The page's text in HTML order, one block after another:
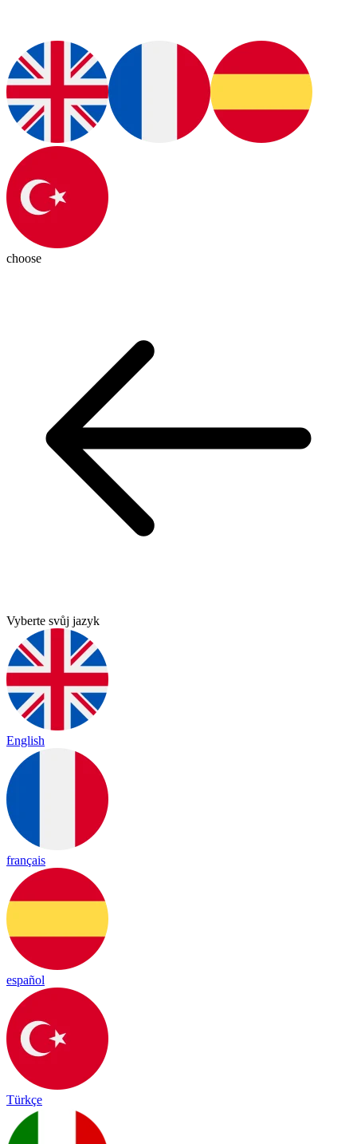
choose
Vyberte svůj jazyk
English
français
español
Türkçe